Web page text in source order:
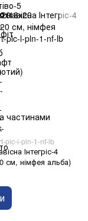
plc-l-pln-1-nf-lb
Інтегріс-4
см, німфея альба)